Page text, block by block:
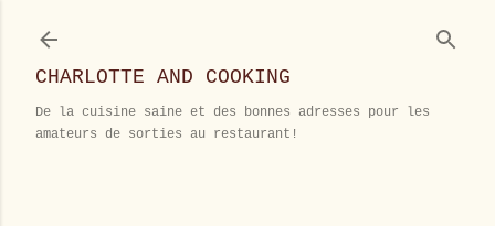
CHARLOTTE AND COOKING
De la cuisine saine et des bonnes adresses pour les
amateurs de sorties au restaurant!